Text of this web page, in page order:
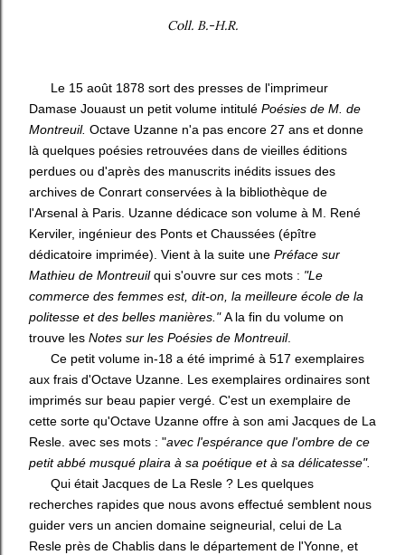
Coll. B.-H.R.
Le 15 août 1878 sort des presses de l'imprimeur
Damase Jouaust un petit volume intitulé Poésies de M. de
Montreuil. Octave Uzanne n'a pas encore 27 ans et donne
là quelques poésies retrouvées dans de vieilles éditions
perdues ou d'après des manuscrits inédits issues des
archives de Conrart conservées à la bibliothèque de
l'Arsenal à Paris. Uzanne dédicace son volume à M. René
Kerviler, ingénieur des Ponts et Chaussées (épître
dédicatoire imprimée). Vient à la suite une Préface sur
Mathieu de Montreuilqui s'ouvre sur ces mots : "Le
commerce des femmes est, dit-on, la meilleure école de la
politesse et des belles manières."A la fin du volume on
trouve les Notes sur les Poésies de Montreuil.
Ce petit volume in-18 a été imprimé à 517 exemplaires
aux frais d'Octave Uzanne. Les exemplaires ordinaires sont
imprimés sur beau papier vergé. C'est un exemplaire de
cette sorte qu'Octave Uzanne offre à son ami Jacques de La
Resle. avec ses mots : "avec l'espérance que l'ombre de ce
petit abbé musqué plaira à sa poétique et à sa délicatesse".
Qui était Jacques de La Resle ? Les quelques
recherches rapides que nous avons effectué semblent nous
guider vers un ancien domaine seigneurial, celui de La
Resle près de Chablis dans le département de l'Yonne, et